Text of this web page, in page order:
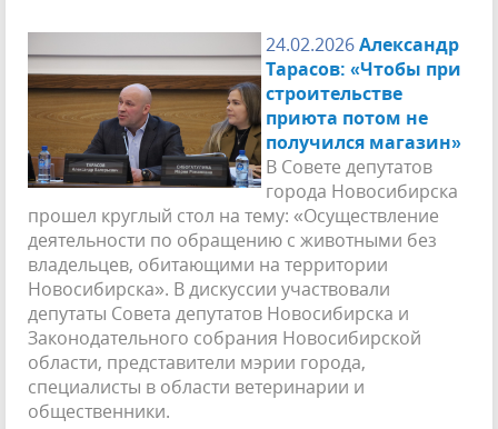
24.02.2026Александр
Тарасов: «Чтобы при
строительстве
приюта потом не
получился магазин»
В Совете депутатов
города Новосибирска
прошел круглый стол на тему: «Осуществление
деятельности по обращению с животными без
владельцев, обитающими на территории
Новосибирска». В дискуссии участвовали
депутаты Совета депутатов Новосибирска и
Законодательного собрания Новосибирской
области, представители мэрии города,
специалисты в области ветеринарии и
общественники.